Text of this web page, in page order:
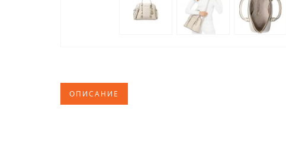
ОПИСАНИЕ